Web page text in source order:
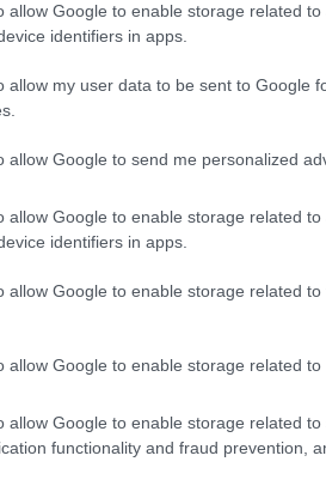
allow Google to enable storage related
identifiers in apps.
allow my user data to be sent to Google
allow Google to send me personalized
allow Google to enable storage related
identifiers in apps.
allow Google to enable storage related
allow Google to enable storage related to
allow Google to enable storage related to
functionality and fraud prevention,
crescita formano un
L’unica vera
del rincaro dei prezzi, della
prime e dei problemi
approfittano per aumentare
i loro guadagni.
segnato dal passaggio
valeva mille lire fu prezzato
sembrava, una normale
la più grande delle truffe:
Così in tanti, in quel periodo,